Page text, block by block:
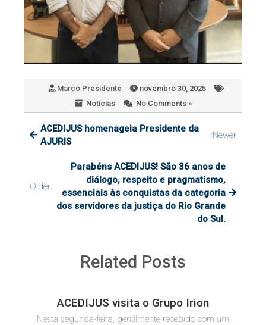
Marco Presidente
novembro 30, 2025
Notícias
No Comments »
ACEDIJUS homenageia Presidente da
AJURIS
:Newer
Older:
Parabéns ACEDIJUS! São 36 anos de
diálogo, respeito e pragmatismo,
essenciais às conquistas da categoria
dos servidores da justiça do Rio Grande
do Sul.
Related Posts
ACEDIJUS visita o Grupo Irion
Nesta segunda-feira, gentilmente recebido com um